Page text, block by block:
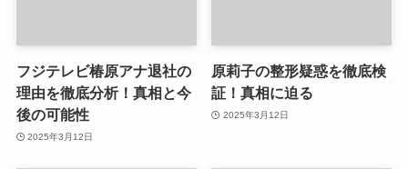
フジテレビ椿原アナ退社の
理由を徹底分析！真相と今
後の可能性
2025年3月12日
原莉子の整形疑惑を徹底検
証！真相に迫る
2025年3月12日